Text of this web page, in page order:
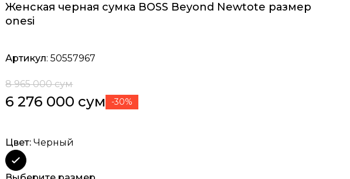
Женская черная сумка BOSS Beyond Newtote размер
onesi
Артикул: 50557967
8 965 000 сум
6 276 000 сум -30%
Цвет:Черный